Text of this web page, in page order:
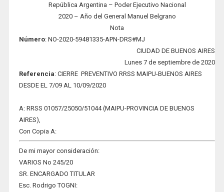
República Argentina – Poder Ejecutivo Nacional
2020 – Año del General Manuel Belgrano
Nota
Número: NO-2020-59481335-APN-DRS#MJ
CIUDAD DE BUENOS AIRES
Lunes 7 de septiembre de 2020
Referencia: CIERRE PREVENTIVO RRSS MAIPU-BUENOS AIRES
DESDE EL 7/09 AL 10/09/2020
A: RRSS 01057/25050/51044 (MAIPU-PROVINCIA DE BUENOS
AIRES),
Con Copia A:
De mi mayor consideración:
VARIOS No 245/20
SR. ENCARGADO TITULAR
Esc. Rodrigo TOGNI: